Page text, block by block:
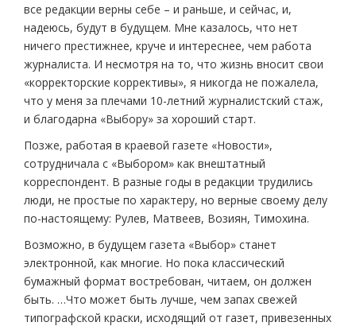
все редакции верны себе – и раньше, и сейчас, и,
надеюсь, будут в будущем. Мне казалось, что нет
ничего престижнее, круче и интереснее, чем работа
журналиста. И несмотря на то, что жизнь вносит свои
«корректорские коррективы», я никогда не пожалела,
что у меня за плечами 10-летний журналистский стаж,
и благодарна «Выбору» за хороший старт.
Позже, работая в краевой газете «Новости»,
сотрудничала с «Выбором» как внештатный
корреспондент. В разные годы в редакции трудились
люди, не простые по характеру, но верные своему делу
по-настоящему: Рулев, Матвеев, Возиян, Тимохина.
Возможно, в будущем газета «Выбор» станет
электронной, как многие. Но пока классический
бумажный формат востребован, читаем, он должен
быть. …Что может быть лучше, чем запах свежей
типографской краски, исходящий от газет, привезенных